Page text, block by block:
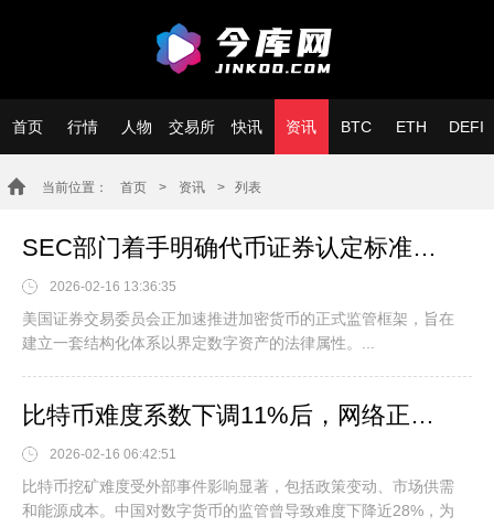
首页 行情 人物 交易所 快讯 资讯 BTC ETH DEFI
当前位置： 首页 > 资讯 > 列表
SEC部门着手明确代币证券认定标准，终结多年监管模糊状态。
2026-02-16 13:36:35
美国证券交易委员会正加速推进加密货币的正式监管框架，旨在
建立一套结构化体系以界定数字资产的法律属性。...
比特币难度系数下调11%后，网络正经历激进的重新校准过程。这一调整反映了算力的显著波动，促使比特币网络自动降低难度以维持每10分钟一个区块的生产节奏。难度下调后，剩余矿工的挖矿效率将提升，竞争压力减轻
2026-02-16 06:42:51
比特币挖矿难度受外部事件影响显著，包括政策变动、市场供需
和能源成本。中国对数字货币的监管曾导致难度下降近28%，为